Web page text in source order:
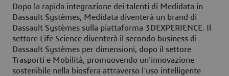
Dopo la rapida integrazione dei talenti di Medidata in
Dassault Systèmes, Medidata diventerà un brand di
Dassault Systèmes sulla piattaforma 3DEXPERIENCE. Il
settore Life Science diventerà il secondo business di
Dassault Systèmes per dimensioni, dopo il settore
Trasporti e Mobilità, promuovendo un'innovazione
sostenibile nella biosfera attraverso l'uso intelligente